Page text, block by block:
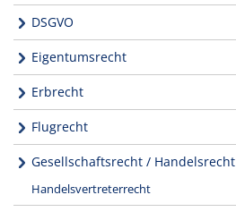
DSGVO
Eigentumsrecht
Erbrecht
Flugrecht
Gesellschaftsrecht / Handelsrecht
Handelsvertreterrecht